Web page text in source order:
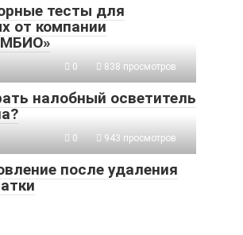
тесты для
от компании
0 838 просмотров
налобный осветитель
0 943 просмотров
после удаления